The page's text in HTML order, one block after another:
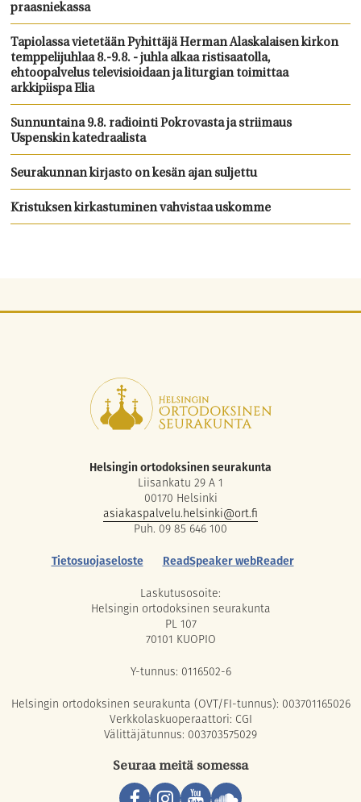
praasniekassa
Tapiolassa vietetään Pyhittäjä Herman Alaskalaisen kirkon
temppelijuhlaa 8.-9.8. - juhla alkaa ristisaatolla,
ehtoopalvelus televisioidaan ja liturgian toimittaa
arkkipiispa Elia
Sunnuntaina 9.8. radiointi Pokrovasta ja striimaus
Uspenskin katedraalista
Seurakunnan kirjasto on kesän ajan suljettu
Kristuksen kirkastuminen vahvistaa uskomme
Helsingin ortodoksinen seurakunta
Liisankatu 29 A 1
00170 Helsinki
asiakaspalvelu.helsinki@ort.fi
Puh. 09 85 646 100
Tietosuojaseloste
ReadSpeaker webReader
Laskutusosoite:
Helsingin ortodoksinen seurakunta
PL 107
70101 KUOPIO
Y-tunnus: 0116502-6
Helsingin ortodoksinen seurakunta (OVT/FI-tunnus): 003701165026
Verkkolaskuoperaattori: CGI
Välittäjätunnus: 003703575029
Seuraa meitä somessa